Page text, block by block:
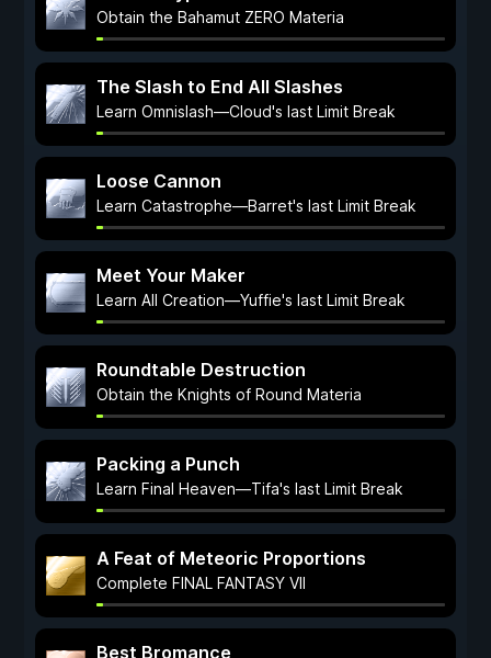
Obtain the Bahamut ZERO Materia
The Slash to End All Slashes
Learn Omnislash—Cloud's last Limit Break
Loose Cannon
Learn Catastrophe—Barret's last Limit Break
Meet Your Maker
Learn All Creation—Yuffie's last Limit Break
Roundtable Destruction
Obtain the Knights of Round Materia
Packing a Punch
Learn Final Heaven—Tifa's last Limit Break
A Feat of Meteoric Proportions
Complete FINAL FANTASY VII
Best Bromance